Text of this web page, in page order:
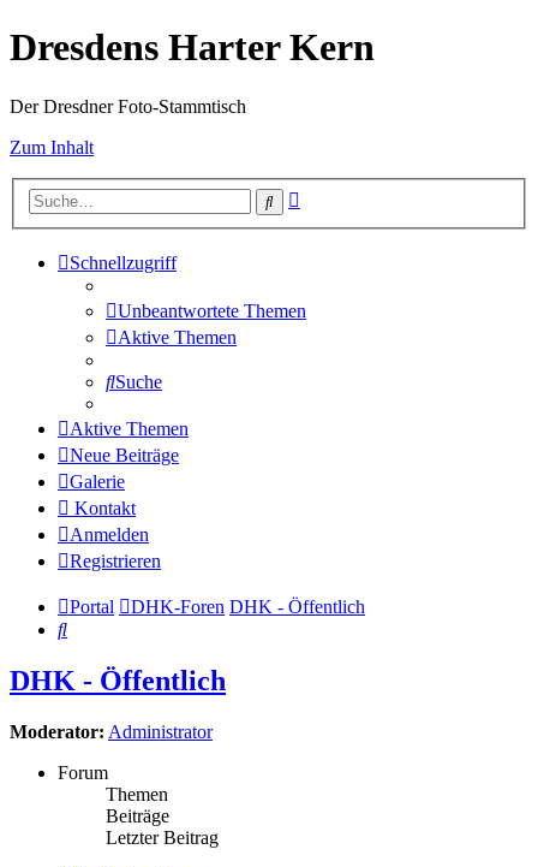
Dresdens Harter Kern
Der Dresdner Foto-Stammtisch
Zum Inhalt
Suche
Schnellzugriff
Unbeantwortete Themen
Aktive Themen
Suche
Aktive Themen
Neue Beiträge
Galerie
Kontakt
Anmelden
Registrieren
Portal DHK-Foren DHK - Öffentlich
Suche
DHK - Öffentlich
Moderator: Administrator
Forum
Themen
Beiträge
Letzter Beitrag